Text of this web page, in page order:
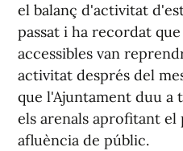
el balanç d'activitat
passat i ha recordat
accessibles van
activitat després del
que l'Ajuntament duu a
els arenals aprofitant
afluència de públic.